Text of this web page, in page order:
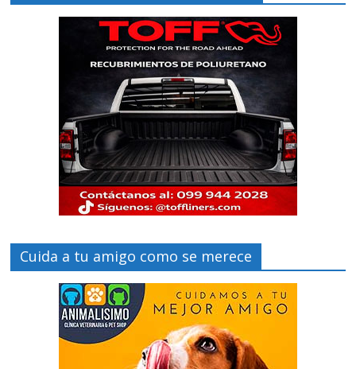
Cuida a tu amigo como se merece